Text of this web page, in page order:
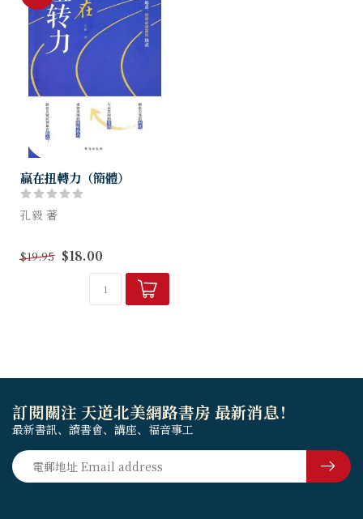
贏在扭轉力（簡體）
孔毅 著
战，不同的处理方式带来不同
的结果，正可谓谬以毫厘、差
之千里。这一生所行是否为上
行之旅、可以不断地朝目标和
$19.95 $18.00
訂閱關注 天道北美網路書房 最新消息！
最新書訊、讀書會、講座、福音事工